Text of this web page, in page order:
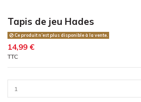
Tapis de jeu Hades
Ce produit n’est plus disponible à la vente.
14,99 €
TTC